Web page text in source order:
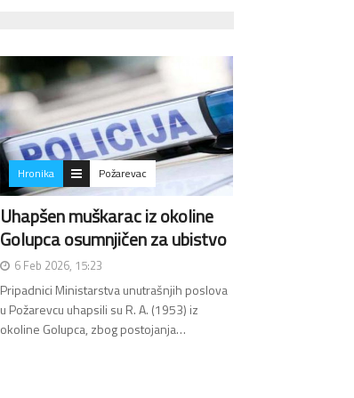
Hronika Požarevac
Uhapšen muškarac iz okoline
Golupca osumnjičen za ubistvo
6 Feb 2026, 15:23
Pripadnici Ministarstva unutrašnjih poslova
u Požarevcu uhapsili su R. A. (1953) iz
okoline Golupca, zbog postojanja…